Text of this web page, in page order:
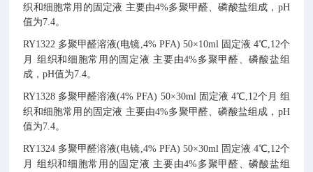
织和细胞常用的固定液 主要由4%多聚甲醛、磷酸盐组成，pH
值为7.4。
RY1322 多聚甲醛溶液(电镜,4% PFA) 50×10ml 固定液 4℃,12个
月
组织和细胞常用的固定液 主要由4%多聚甲醛、磷酸盐组
成，pH值为7.4。
RY1328 多聚甲醛溶液(4% PFA) 50×30ml 固定液 4℃,12个月 组
织和细胞常用的固定液 主要由4%多聚甲醛、磷酸盐组成，pH
值为7.4。
RY1324 多聚甲醛溶液(电镜,4% PFA) 50×30ml 固定液 4℃,12个
月
组织和细胞常用的固定液 主要由4%多聚甲醛、磷酸盐组